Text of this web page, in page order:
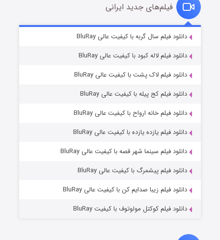
قسمت۶ (زیرنویس) منتشر شد
فیلم‌های جدید ایرانی
دانلود فیلم سال گربه با کیفیت عالی BluRay
دانلود فیلم لاله کبود با کیفیت عالی BluRay
دانلود فیلم لاک پشت با کیفیت عالی BluRay
دانلود فیلم کج‌ پیله با کیفیت عالی BluRay
دانلود فیلم خانه ارواح با کیفیت عالی BluRay
دانلود فیلم یازده یازده با کیفیت عالی BluRay
دانلود فیلم سینما شهر قصه با کیفیت عالی BluRay
دانلود فیلم پیشمرگ با کیفیت عالی BluRay
دانلود فیلم زیبا صدایم کن با کیفیت عالی BluRay
دانلود فیلم کوکتل مولوتوف با کیفیت BluRay